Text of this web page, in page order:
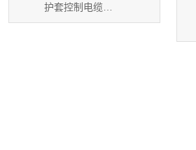
护套控制电缆
产品型号：KVV